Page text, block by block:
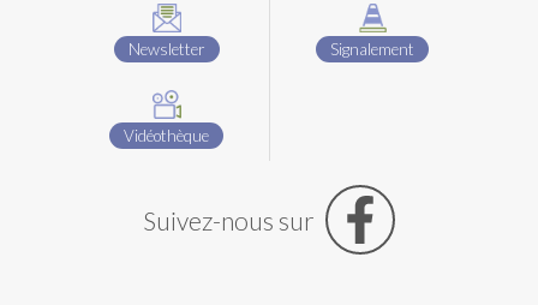
Newsletter
Vidéothèque
Signalement
Suivez-nous sur